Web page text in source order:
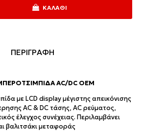
ΚΑΛΆΘΙ
ΠΕΡΙΓΡΑΦΗ
AC/DC ΟΕΜ
με LCD display μέγιστης απεικόνισης
AC & DC τάσης, AC ρεύματος,
έλεγχος συνέχειας. Περιλαμβάνει
βαλιτσάκι μεταφοράς